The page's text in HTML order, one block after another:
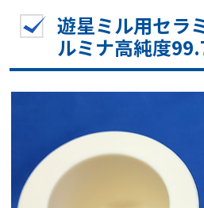
遊星ミル用セラ
ルミナ高純度